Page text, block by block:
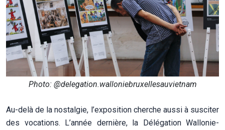
Photo: @delegation.walloniebruxellesauvietnam
Au-delà de la nostalgie, l’exposition cherche aussi à susciter
des vocations. L’année dernière, la Délégation Wallonie-